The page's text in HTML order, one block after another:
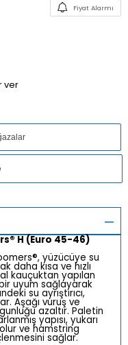
Fiyat Alarmı
ver
H (Euro 45-46)
yüzücüye su
daha kısa ve hızlı
kauçuktan yapılan
uyum sağlayarak
su ayrıştırıcı,
Aşağı vuruş ve
azaltır. Paletin
yapısı, yukarı
ve hamstring
sağlar.